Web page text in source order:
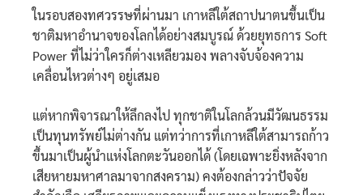
ในรอบสองทศวรรษที่ผ่านมา เกาหลีใต้สถาปนาตนขึ้นเป็น
ชาติมหาอำนาจของโลกได้อย่างสมบูรณ์ ด้วยยุทธการ Soft
Power ที่ไม่ว่าใครก็ต่างเหลียวมอง พลางจับจ้องความ
เคลื่อนไหวต่างๆ อยู่เสมอ
แต่หากพิจารณาให้ลึกลงไป ทุกชาติในโลกล้วนมีวัฒนธรรม
เป็นทุนทรัพย์ไม่ต่างกัน แต่ทว่าการที่เกาหลีใต้สามารถก้าว
ขึ้นมาเป็นผู้นำแห่งโลกตะวันออกได้ (โดยเฉพาะยิ่งหลังจาก
เสียหายมหาศาลมาจากสงคราม) คงต้องกล่าวว่าปัจจัย